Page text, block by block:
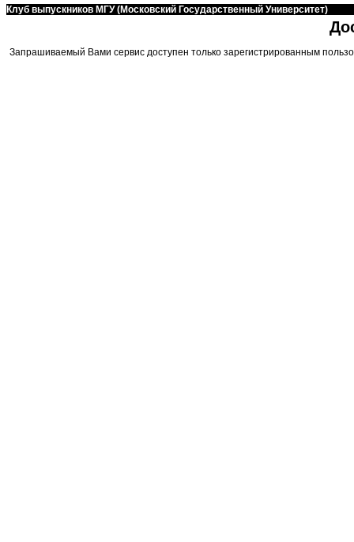
Клуб выпускников МГУ (Московский Государственный Университет)
Запрашиваемый Вами сервис доступен только зарегистрированным